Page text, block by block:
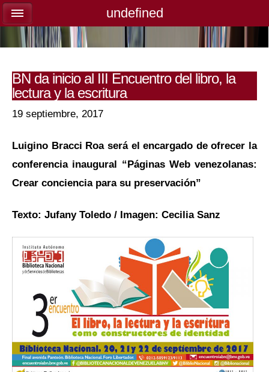
BN da inicio al III Encuentro del libro, la
lectura y la escritura
19 septiembre, 2017
Luigino Bracci Roa será el encargado de ofrecer la
conferencia inaugural “Páginas Web venezolanas:
Crear conciencia para su preservación”
Texto: Jufany Toledo / Imagen: Cecilia Sanz
undefined
undefined